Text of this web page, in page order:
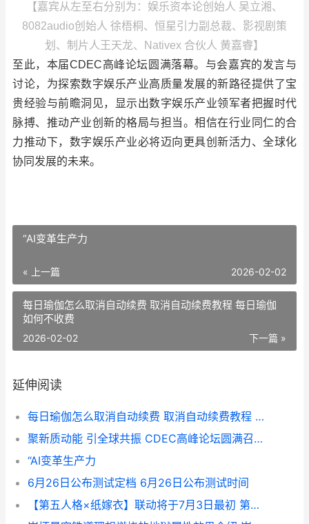
【嘉宾从左至右分别为：娱乐资本论创始人 吴立湘、
8082audio创始人 徐梧桐、恒星引力副总裁、影视剧策
划、制片人王天龙、Nativex 合伙人 黄嘉睿】
至此，本届CDEC高峰论坛圆满落幕。与会嘉宾的发言与
讨论，为探索数字娱乐产业高质量发展的新路径提供了宝
贵经验与前瞻洞见，显示出数字娱乐产业领军者把握时代
脉搏、推动产业创新的格局与担当。相信在行业同仁的合
力推动下，数字娱乐产业必将迈向更具创新活力、全球化
协同发展的未来。
“AI变革生产力
« 上一篇 2026-02-02
每日瑜伽怎么取消自动续费 取消自动续费教程 每日瑜伽
如何不收费
下一篇 »
2026-02-02
延伸阅读
每日瑜伽怎么取消自动续费 取消自动续费教程 每日瑜伽如何不收费
聚新质动能 引全球共振 CDEC高峰论坛圆满召开 聚能新未来
“AI变革生产力
6月26日公布测试定档 6月26日公布测试时间
【第五人格×纸嫁衣】联动将于7月3日最初 第五人格用纸做的手工